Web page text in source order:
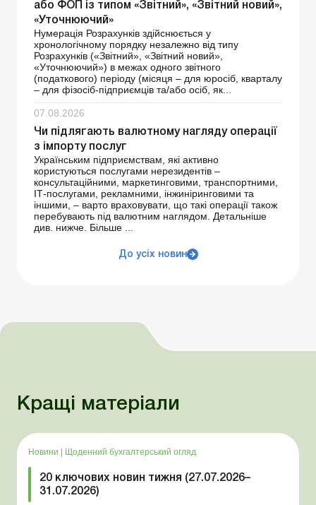
або ФОП із типом «Звітний», «Звітний новий»,
«Уточнюючий»
Нумерація Розрахунків здійснюється у
хронологічному порядку незалежно від типу
Розрахунків («Звітний», «Звітний новий»,
«Уточнюючий») в межах одного звітного
(податкового) періоду (місяця – для юросіб, кварталу
– для фізосіб-підприємців та/або осіб, як...
07.08.2026
Чи підлягають валютному нагляду операції
з імпорту послуг
Українським підприємствам, які активно
користуються послугами нерезидентів –
консультаційними, маркетинговими, транспортними,
ІТ-послугами, рекламними, інжиніринговими та
іншими, – варто враховувати, що такі операції також
перебувають під валютним наглядом. Детальніше
див. нижче. Більше ...
До усіх новин
Кращі матеріали
Новини Щоденний бухгалтерський огляд
20 ключових новин тижня (27.07.2026–
31.07.2026)